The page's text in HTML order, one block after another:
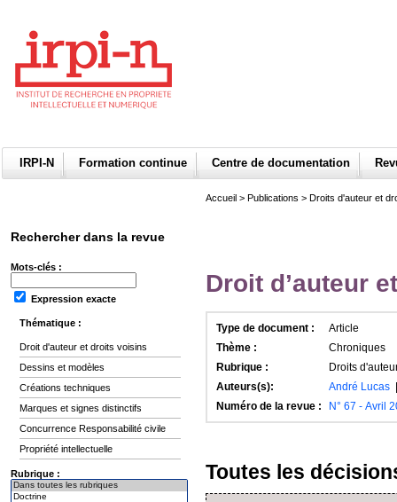
IRPI-N Formation continue Centre de documentation
Rechercher dans la revue
Mots-clés :
Expression exacte
Thématique :
Droit d'auteur et droits voisins
Dessins et modèles
Créations techniques
Marques et signes distinctifs
Concurrence Responsabilité civile
Propriété intellectuelle
Rubrique :
Accueil > Publications > Droits d'auteur et
Droit d’auteur
Type de document :
Article
Thème :
Chroniques
Rubrique :
Droits
Auteurs(s):
André Lucas
Numéro de la revue :
N° 67 - Avril
Toutes les